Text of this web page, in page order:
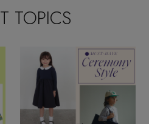
TOPICS